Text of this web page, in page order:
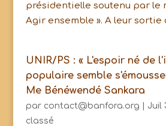
présidentielle soutenu par le
Agir ensemble ». A leur sortie
UNIR/PS : « L'espoir né de
populaire semble
Me Bénéwendé Sankara
par contact@banfora.org Juil
classé